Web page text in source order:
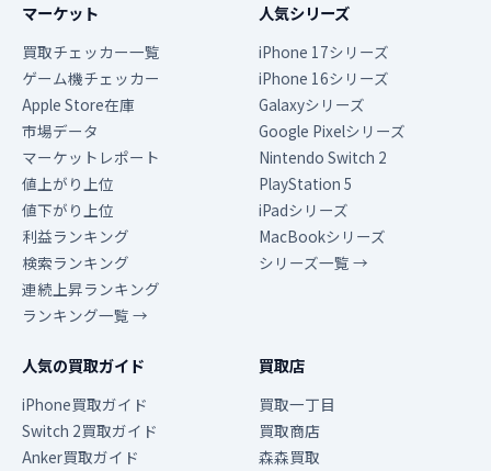
マーケット
買取チェッカー一覧
ゲーム機チェッカー
Apple Store在庫
市場データ
マーケットレポート
値上がり上位
値下がり上位
利益ランキング
検索ランキング
連続上昇ランキング
ランキング一覧 →
人気シリーズ
iPhone 17シリーズ
iPhone 16シリーズ
Galaxyシリーズ
Google Pixelシリーズ
Nintendo Switch 2
PlayStation 5
iPadシリーズ
MacBookシリーズ
シリーズ一覧 →
人気の買取ガイド
iPhone買取ガイド
Switch 2買取ガイド
Anker買取ガイド
買取店
買取一丁目
買取商店
森森買取